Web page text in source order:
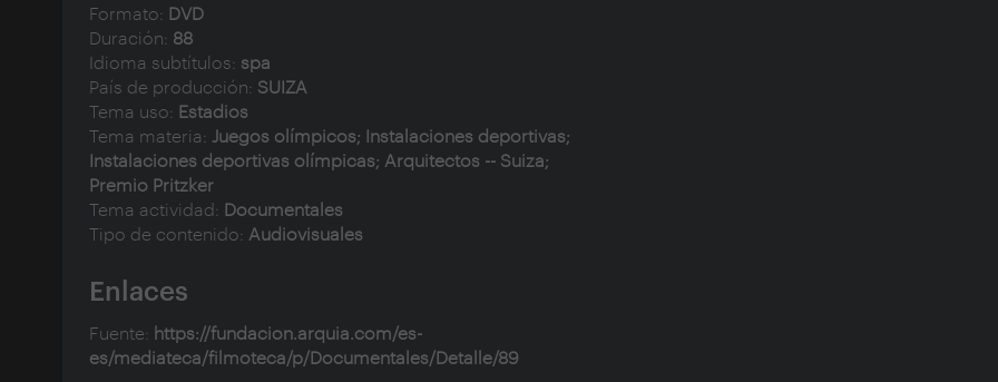
Formato: DVD
Duración: 88
Idioma subtítulos: spa
País de producción: SUIZA
Tema uso: Estadios
Tema materia: Juegos olímpicos; Instalaciones deportivas;
Instalaciones deportivas olímpicas; Arquitectos -- Suiza;
Premio Pritzker
Tema actividad: Documentales
Tipo de contenido: Audiovisuales
Enlaces
Fuente: https://fundacion.arquia.com/es-
es/mediateca/filmoteca/p/Documentales/Detalle/89